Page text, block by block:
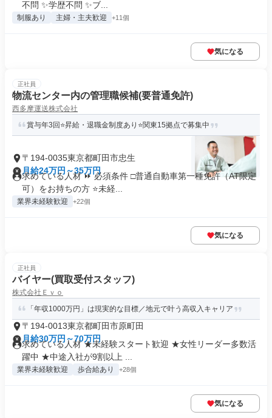
不問 ✨学歴不問 ✨ブ...
制服あり 主婦・主夫歓迎 +11個
気になる
正社員
物流センター内の管理職候補(要普通免許)
西多摩運送株式会社
賞与年3回⭐昇給・退職金制度あり⭐関東15拠点で募集中
〒194-0035東京都町田市忠生
月給24万円～35万円
求めている人材 ⏩ 必須条件 □普通自動車第一種免許（AT限定
可）をお持ちの方 ⭐未経...
業界未経験歓迎 +22個
気になる
正社員
バイヤー(買取受付スタッフ)
株式会社Ｅｖｏ
「年収1000万円」は現実的な目標／地元で叶う高収入キャリア
〒194-0013東京都町田市原町田
月給30万円～70万円
求めている人材 ★未経験スタート歓迎 ★女性リーダー多数活
躍中 ★中途入社が9割以上 ...
業界未経験歓迎 歩合給あり +28個
気になる